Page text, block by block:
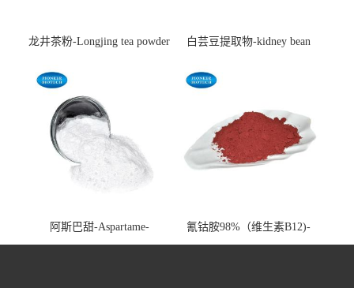
龙井茶粉-Longjing tea powder
白芸豆提取物-kidney bean
阿斯巴甜-Aspartame-
cas:22839-47-0
氰钴胺98%（维生素B12)-
Vitamin B12-cas:68-19-9